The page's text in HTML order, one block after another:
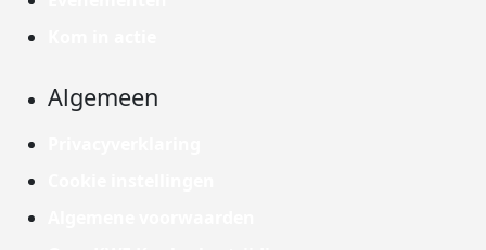
Algemeen